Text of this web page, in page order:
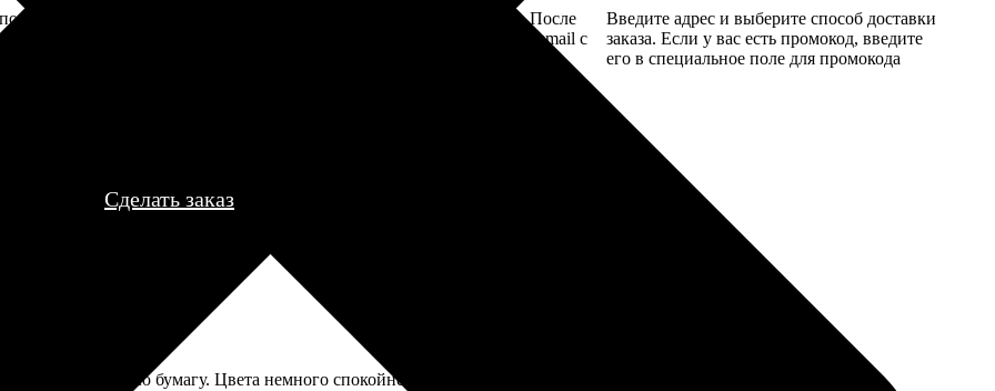
заказа к печати
могут связаться с Вами
телефону или email для
деталей.
Оплатите заказ банковской картой. После
оплаты получите подтверждение на email с
описанием заказа. Когда отправим заказ
Введите адрес и выберите способ доставки
заказа. Если у вас есть промокод, введите
его в специальное поле для промокода
Сделать заказ
матовую бумагу. Цвета немного спокойнее, чем на экране, но мне так даже больше нравится, выглядит